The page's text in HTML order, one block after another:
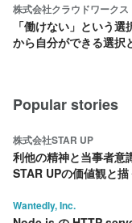
株式会社クラウドワークス
「働けない」という
から自分ができる選択
Popular stories
株式会社STAR UP
利他の精神と当事者意
STAR UPの価値観と
Wantedly, Inc.